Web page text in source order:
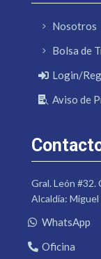
Nosotros
Bolsa de
Login/
Aviso de
Gral. León #32.
Alcaldía: Miguel
WhatsApp
Oficina